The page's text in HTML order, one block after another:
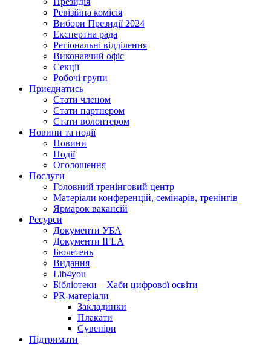
Ревізійна комісія
Вибори Президії 2024
Експертна рада
Регіональні відділення
Виконавчий офіс
Секції
Робочі групи
Приєднатись
Стати членом
Стати партнером
Стати волонтером
Новини та події
Новини
Події
Оголошення
Послуги
Головний тренінговий центр
Матеріали конференцій, семінарів, тренінгів
Ярмарок вакансій
Ресурси
Документи УБА
Документи IFLA
Бюлетень
Видання
Lib4you
Бібліотеки – Хаби цифрової освіти
PR-матеріали
Закладинки
Плакати
Сувеніри
Підтримати